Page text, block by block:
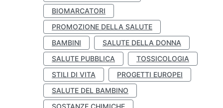
BIOMARCATORI
PROMOZIONE DELLA SALUTE
BAMBINI
SALUTE DELLA DONNA
SALUTE PUBBLICA
TOSSICOLOGIA
STILI DI VITA
PROGETTI EUROPEI
SALUTE DEL BAMBINO
SOSTANZE CHIMICHE